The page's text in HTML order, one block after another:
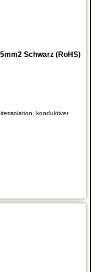
Schwarz (RoHS)
konduktiver